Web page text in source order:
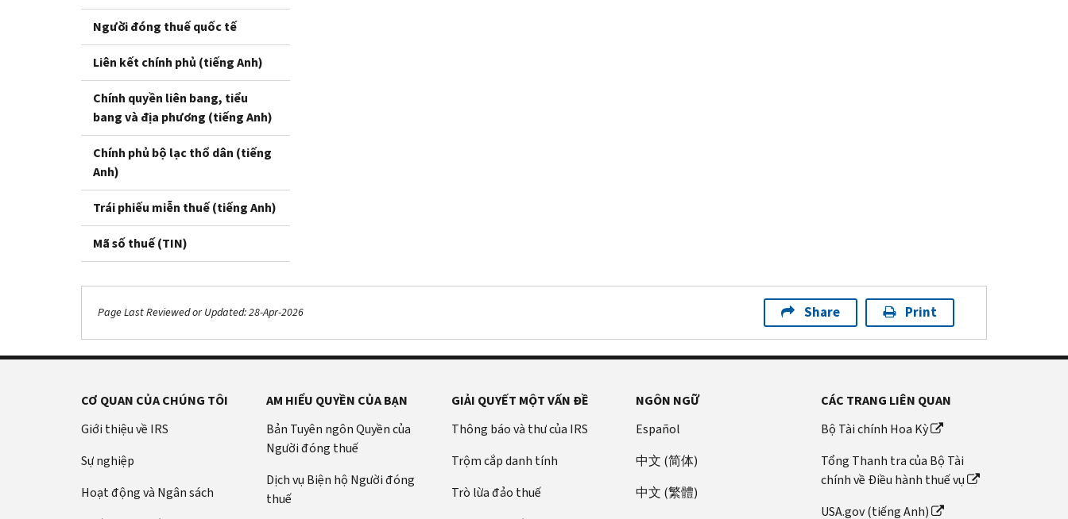
Người đóng thuế quốc tế
Liên kết chính phủ (tiếng Anh)
Chính quyền liên bang, tiểu
bang và địa phương (tiếng Anh)
Chính phủ bộ lạc thổ dân (tiếng
Anh)
Trái phiếu miễn thuế (tiếng Anh)
Mã số thuế (TIN)
Page Last Reviewed or Updated: 28-Apr-2026 Share Print
CƠ QUAN CỦA CHÚNG TÔI
Giới thiệu về IRS
Sự nghiệp
Hoạt động và Ngân sách
AM HIỂU QUYỀN CỦA BẠN
Bản Tuyên ngôn Quyền của
Người đóng thuế
Dịch vụ Biện hộ Người đóng
thuế
GIẢI QUYẾT MỘT VẤN ĐỀ
Thông báo và thư của IRS
Trộm cắp danh tính
Trò lừa đảo thuế
NGÔN NGỮ
Español
中文 (简体)
中文 (繁體)
CÁC TRANG LIÊN QUAN
Bộ Tài chính Hoa Kỳ
Tổng Thanh tra của Bộ Tài
chính về Điều hành thuế vụ
USA.gov (tiếng Anh)